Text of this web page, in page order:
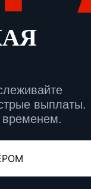
выплаты.